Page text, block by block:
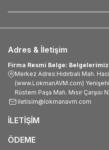
Adres & İletişim
Firma Resmi Belge: Belgelerimiz
Merkez Adres:Hıdırbali Mah.
(www.LokmanAVM.com)
Rüstem Paşa Mah. Mısır
iletisim@lokmanavm.com
İLETİŞİM
ÖDEME